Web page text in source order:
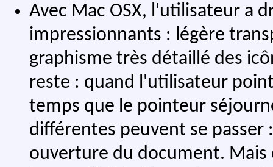
Avec Mac OSX, l'utilisateur a
impressionnants : légère
graphisme très détaillé des
reste : quand l'utilisateur
temps que le pointeur
différentes peuvent se
ouverture du document.